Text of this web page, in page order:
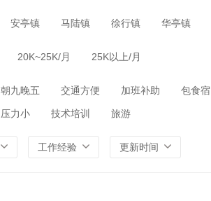
安亭镇 马陆镇 徐行镇 华亭镇
20K~25K/月 25K以上/月
朝九晚五 交通方便 加班补助 包食宿
压力小 技术培训 旅游
工作经验 更新时间